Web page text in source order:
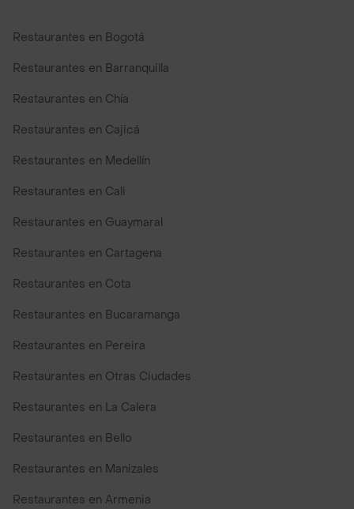
Restaurantes en Bogotá
Restaurantes en Barranquilla
Restaurantes en Chía
Restaurantes en Cajicá
Restaurantes en Medellín
Restaurantes en Cali
Restaurantes en Guaymaral
Restaurantes en Cartagena
Restaurantes en Cota
Restaurantes en Bucaramanga
Restaurantes en Pereira
Restaurantes en Otras Ciudades
Restaurantes en La Calera
Restaurantes en Bello
Restaurantes en Manizales
Restaurantes en Armenia